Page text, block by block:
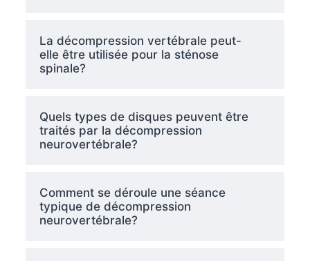
La décompression vertébrale peut-
elle être utilisée pour la sténose
spinale?
Quels types de disques peuvent être
traités par la décompression
neurovertébrale?
Comment se déroule une séance
typique de décompression
neurovertébrale?